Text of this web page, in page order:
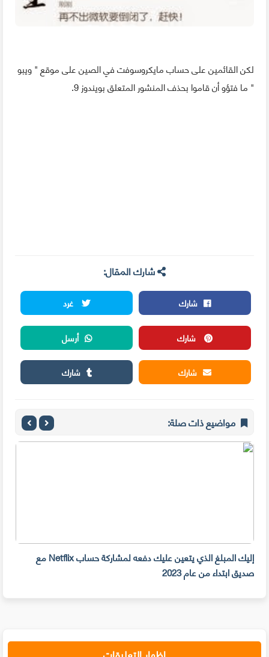
لكن القائمين على حساب مايكروسوفت في الصين على موقع " ويبو
" ما فتؤو أن قاموا بحذف المنشور المتعلق بويندوز 9.
شارك المقال:
شارك
غرد
شارك
أرسل
شارك
شارك
مواضيع ذات صلة:
إليك المبلغ الذي يتعين عليك دفعه لمشاركة حساب Netflix مع
صديق ابتداء من عام 2023